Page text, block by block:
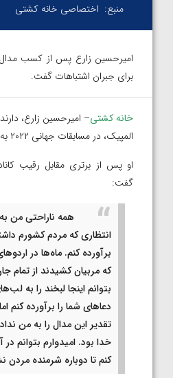
منبع: اختصاصی خانه کشتی
امیرحسین زارع پس از کسب
برای جبران اشتباهات گفت.
خانه کشتی– امیرحسین زارع،
المپیک، در مسابقات جهانی ۲۰۲۲ به مدال برنز رسید.
او پس از برتری مقابل رقیب
گفت:
همه ناراحتی من
انتظاری که مردم کشورم
برآورده کنم. ماه‌ها در
که مربیان کشیدند از تمام
بتوانم اینجا لبخند را به
دعاهای شما را برآورده کنم
تقدیر این مدال را به من
خدا بود. امیدوارم بتوانم در
کنم تا دوباره شرمنده مردن